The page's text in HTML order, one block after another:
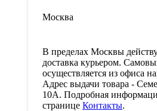
Москва
В пределах Москвы
доставка курьером.
осуществляется из офиса
Адрес выдачи товара -
10А. Подробная
странице Контакты.